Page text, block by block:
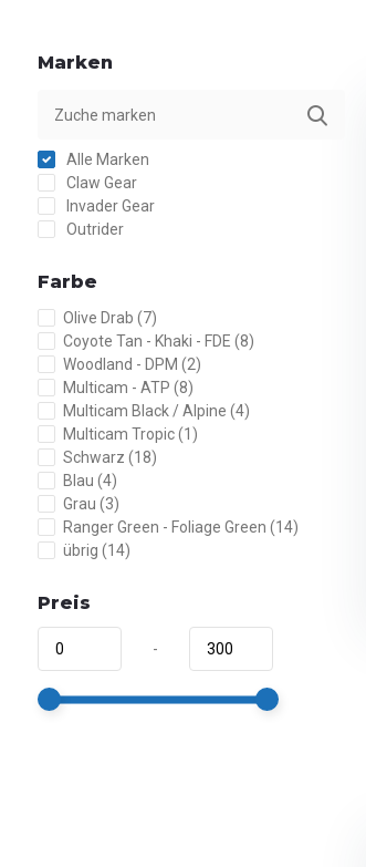
Marken
Alle Marken
Claw Gear
Invader Gear
Outrider
Farbe
Olive Drab (7)
Coyote Tan - Khaki - FDE (8)
Woodland - DPM (2)
Multicam - ATP (8)
Multicam Black / Alpine (4)
Multicam Tropic(1)
Schwarz (18)
Blau (4)
Grau (3)
Ranger Green - Foliage Green (14)
übrig (14)
Preis
-